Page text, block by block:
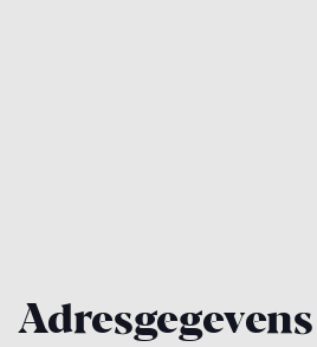
Adresgegevens